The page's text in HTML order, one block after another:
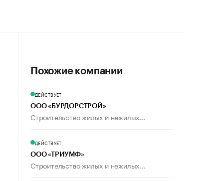
Похожие компании
ДЕЙСТВУЕТ
ООО «БУРДОРСТРОЙ»
Строительство жилых и нежилых...
ДЕЙСТВУЕТ
ООО «ТРИУМФ»
Строительство жилых и нежилых...